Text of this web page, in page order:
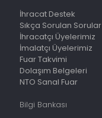
İhracat Destek
Sıkça Sorulan Sorular
İhracatçı Üyelerimiz
İmalatçı Üyelerimiz
Fuar Takvimi
Dolaşım Belgeleri
NTO Sanal Fuar
Bilgi Bankası